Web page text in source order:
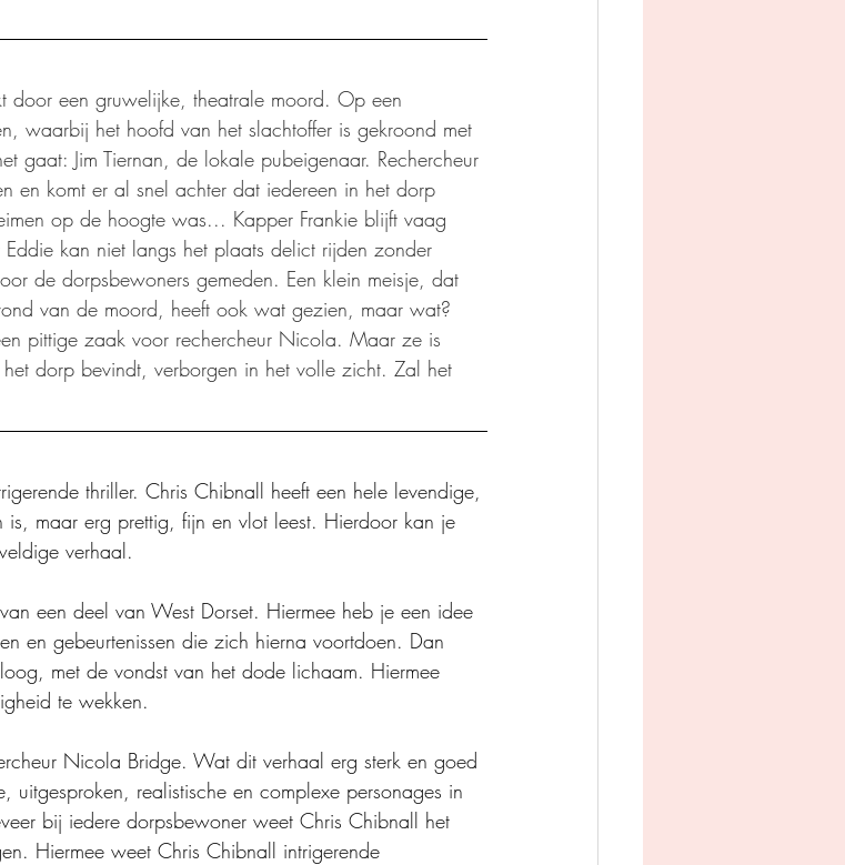
door een gruwelijke, theatrale moord. Op een
waarbij het hoofd van het slachtoffer is gekroond met
gaat: Jim Tiernan, de lokale pubeigenaar. Rechercheur
en komt er al snel achter dat iedereen in het dorp
op de hoogte was... Kapper Frankie blijft vaag
kan niet langs het plaats delict rijden zonder
de dorpsbewoners gemeden. Een klein meisje, dat
van de moord, heeft ook wat gezien, maar wat?
pittige zaak voor rechercheur Nicola. Maar ze is
dorp bevindt, verborgen in het volle zicht. Zal het
thriller. Chris Chibnall heeft een hele levendige,
is, maar erg prettig, fijn en vlot leest. Hierdoor kan je
verhaal.
een deel van West Dorset. Hiermee heb je een idee
en gebeurtenissen die zich hierna voortdoen. Dan
met de vondst van het dode lichaam. Hiermee
te wekken.
Nicola Bridge. Wat dit verhaal erg sterk en goed
uitgesproken, realistische en complexe personages in
bij iedere dorpsbewoner weet Chris Chibnall het
Hiermee weet Chris Chibnall intrigerende